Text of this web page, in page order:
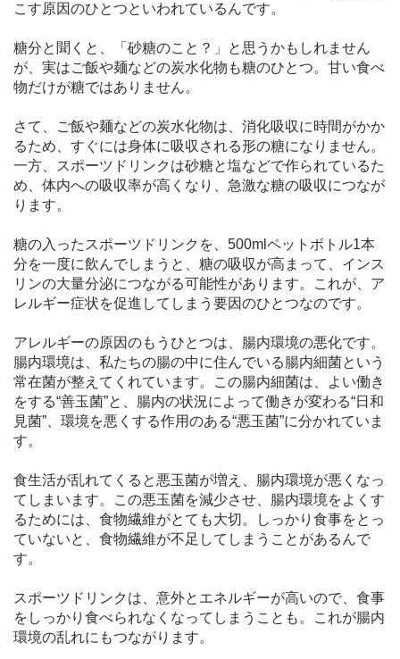
こす原因のひとつといわれているんです。
糖分と聞くと、「砂糖のこと？」と思うかもしれません
が、実はご飯や麺などの炭水化物も糖のひとつ。甘い食べ
物だけが糖ではありません。
さて、ご飯や麺などの炭水化物は、消化吸収に時間がかか
るため、すぐには身体に吸収される形の糖になりません。
一方、スポーツドリンクは砂糖と塩などで作られているた
め、体内への吸収率が高くなり、急激な糖の吸収につなが
ります。
糖の入ったスポーツドリンクを、500mlペットボトル1本
分を一度に飲んでしまうと、糖の吸収が高まって、インス
リンの大量分泌につながる可能性があります。これが、ア
レルギー症状を促進してしまう要因のひとつなのです。
アレルギーの原因のもうひとつは、腸内環境の悪化です。
腸内環境は、私たちの腸の中に住んでいる腸内細菌という
常在菌が整えてくれています。この腸内細菌は、よい働き
をする“善玉菌”と、腸内の状況によって働きが変わる“日和
見菌”、環境を悪くする作用のある“悪玉菌”に分かれていま
す。
食生活が乱れてくると悪玉菌が増え、腸内環境が悪くなっ
てしまいます。この悪玉菌を減少させ、腸内環境をよくす
るためには、食物繊維がとても大切。しっかり食事をとっ
ていないと、食物繊維が不足してしまうことがあるんで
す。
スポーツドリンクは、意外とエネルギーが高いので、食事
をしっかり食べられなくなってしまうことも。これが腸内
環境の乱れにもつながります。